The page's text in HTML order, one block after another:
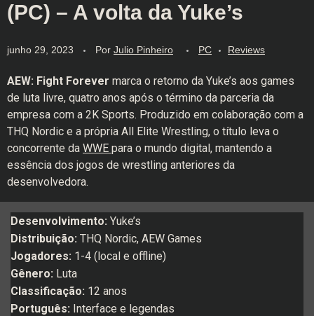
(PC) – A volta da Yuke’s
junho 29, 2023 Por Julio Pinheiro PC Reviews
AEW: Fight Forever marca o retorno da Yuke’s aos games
de luta livre, quatro anos após o término da parceria da
empresa com a 2K Sports. Produzido em colaboração com a
THQ Nordic e a própria All Elite Wrestling, o título leva o
concorrente da WWE para o mundo digital, mantendo a
essência dos jogos de wrestling anteriores da
desenvolvedora.
Desenvolvimento: Yuke’s
Distribuição: THQ Nordic, AEW Games
Jogadores: 1-4 (local e offline)
Gênero: Luta
Classificação: 12 anos
Português: Interface e legendas